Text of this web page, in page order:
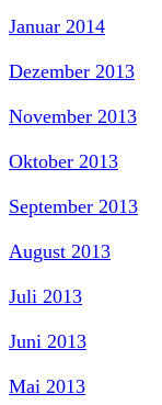
Januar 2014
Dezember 2013
November 2013
Oktober 2013
September 2013
August 2013
Juli 2013
Juni 2013
Mai 2013